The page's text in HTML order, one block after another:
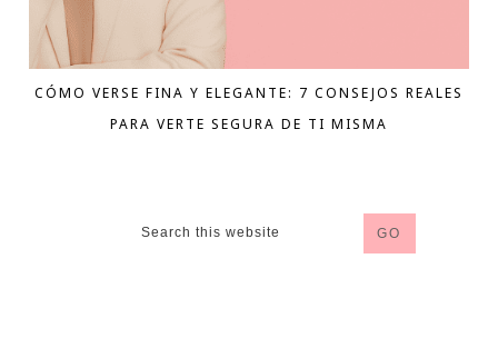
CÓMO VERSE FINA Y ELEGANTE: 7 CONSEJOS REALES
PARA VERTE SEGURA DE TI MISMA